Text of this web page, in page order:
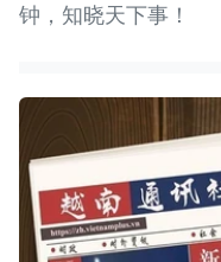
钟，知晓天下事！